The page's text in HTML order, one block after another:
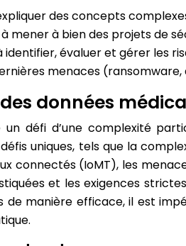
des concepts
mener à bien des projets de
évaluer et gérer les
menaces
données
défi d’une complexité
uniques, tels que la
connectés (IoMT), les
et les exigences
de manière efficace, il est